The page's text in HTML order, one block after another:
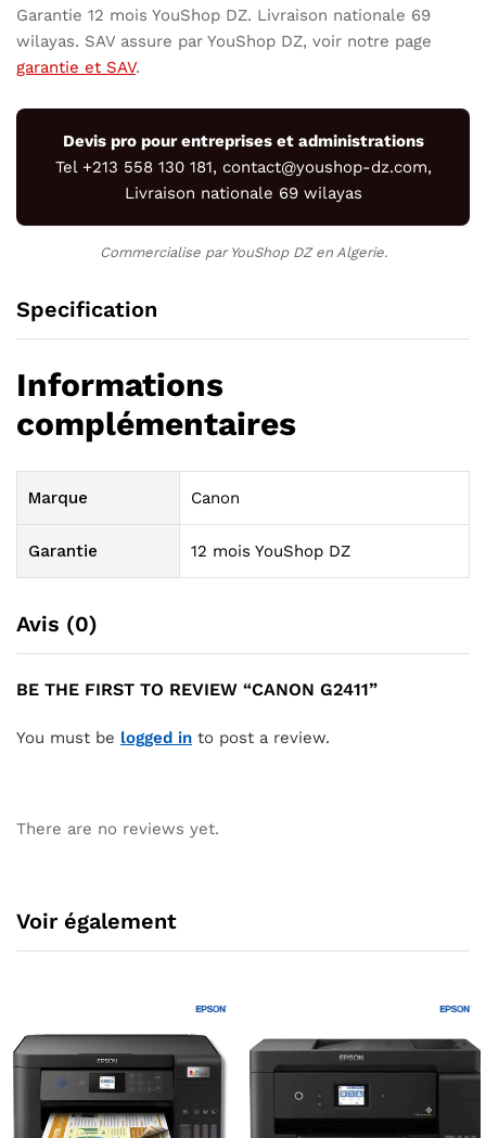
Garantie 12 mois YouShop DZ. Livraison nationale 69
wilayas. SAV assure par YouShop DZ, voir notre page
garantie et SAV.
Devis pro pour entreprises et administrations
Tel +213 558 130 181, contact@youshop-dz.com,
Livraison nationale 69 wilayas
Commercialise par YouShop DZ en Algerie.
Specification
Informations
complémentaires
Marque Canon
Garantie 12 mois YouShop DZ
Avis (0)
BE THE FIRST TO REVIEW “CANON G2411”
You must be logged in to post a review.
There are no reviews yet.
Voir également